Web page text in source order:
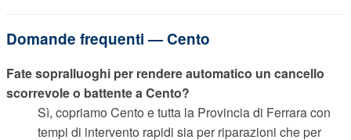
Domande frequenti — Cento
Fate sopralluoghi per rendere automatico un cancello
scorrevole o battente a Cento?
Sì, copriamo Cento e tutta la Provincia di Ferrara con
tempi di intervento rapidi sia per riparazioni che per